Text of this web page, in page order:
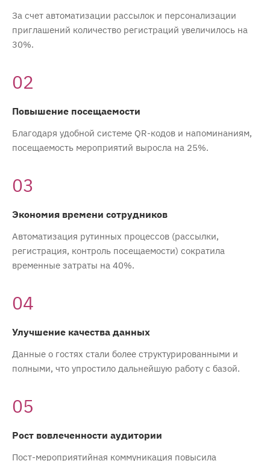
За счет автоматизации рассылок и персонализации
приглашений количество регистраций увеличилось на
30%.
02
Повышение посещаемости
Благодаря удобной системе QR-кодов и напоминаниям,
посещаемость мероприятий выросла на 25%.
03
Экономия времени сотрудников
Автоматизация рутинных процессов (рассылки,
регистрация, контроль посещаемости) сократила
временные затраты на 40%.
04
Улучшение качества данных
Данные о гостях стали более структурированными и
полными, что упростило дальнейшую работу с базой.
05
Рост вовлеченности аудитории
Пост-мероприятийная коммуникация повысила